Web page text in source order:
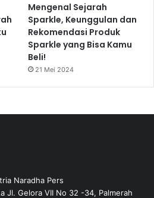
Mengenal Sejarah
Sparkle, Keunggulan dan
Rekomendasi Produk
Sparkle yang Bisa Kamu
Beli!
21 Mei 2024
Naradha Pers
Jl. Gelora VII No 32 -34, Palmerah